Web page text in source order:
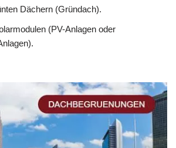
Dächern (Gründach).
(PV-Anlagen oder